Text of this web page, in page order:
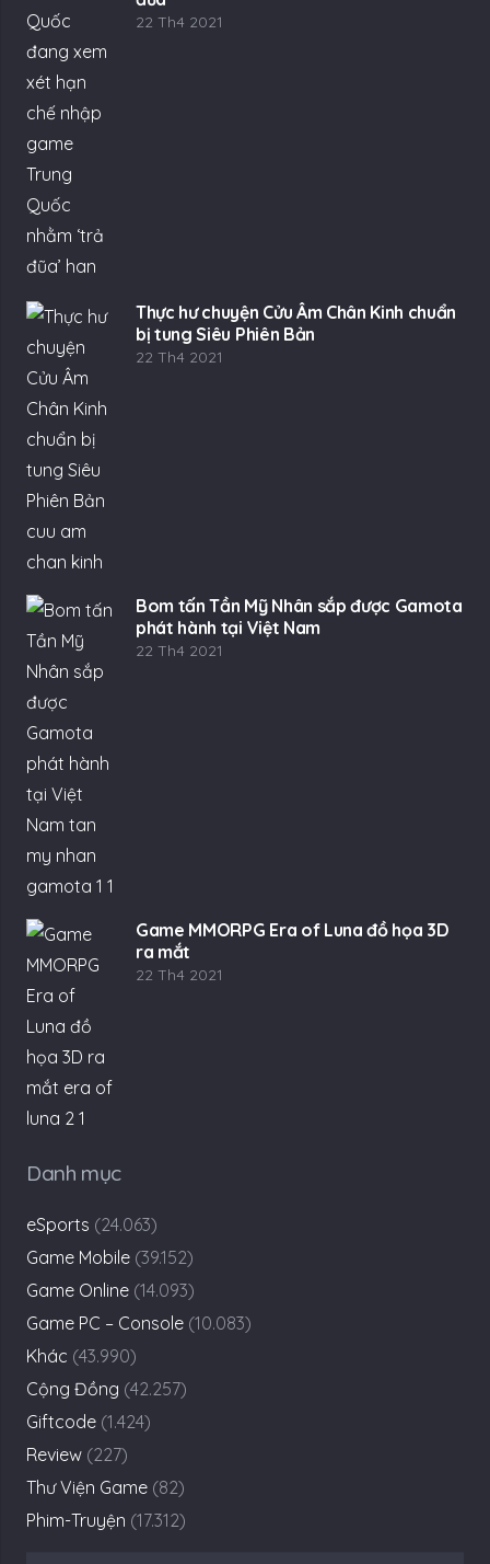
22 Th4 2021
Thực hư chuyện Cửu Âm Chân Kinh chuẩn
bị tung Siêu Phiên Bản
22 Th4 2021
Bom tấn Tần Mỹ Nhân sắp được Gamota
phát hành tại Việt Nam
22 Th4 2021
Game MMORPG Era of Luna đồ họa 3D
ra mắt
22 Th4 2021
Danh mục
eSports (24.063)
Game Mobile (39.152)
Game Online (14.093)
Game PC – Console (10.083)
Khác (43.990)
Cộng Đồng (42.257)
Giftcode (1.424)
Review (227)
Thư Viện Game (82)
Phim-Truyện (17.312)